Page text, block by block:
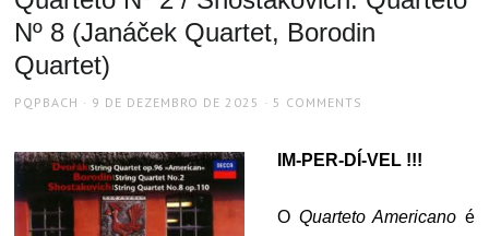
Nº 8 (Janáček Quartet, Borodin
Quartet)
AUTHOR
PQPBACH
POSTED
9 DE DEZEMBRO DE 2025 5 COMMENTS
IM-PER-DÍ-VEL !!!
O Quarteto Americano é